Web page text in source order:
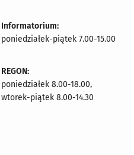
Informatorium:
poniedziałek-piątek 7.00-15.00
REGON:
poniedziałek 8.00-18.00,
wtorek-piątek 8.00-14.30